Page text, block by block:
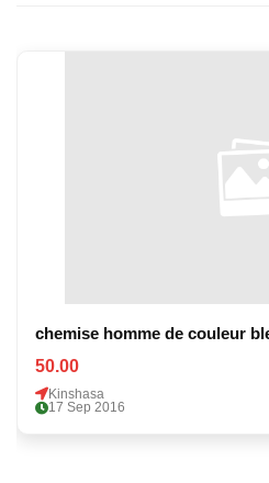
chemise homme de couleur
50.00
Kinshasa
17 Sep 2016